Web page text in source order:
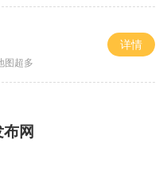
图超多
详情
网